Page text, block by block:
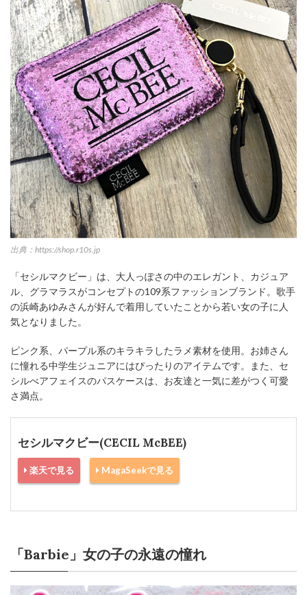
出典：https://shop.r10s.jp
「セシルマクビー」は、大人っぽさの中のエレガント、カジュア
ル、グラマラスがコンセプトの109系ファッションブランド。歌手
の浜崎あゆみさんが好んで着用していたことから若い女の子に人
気となりました。
ピンク系、パープル系のキラキラしたラメ素材を使用。お姉さん
に憧れる中学生ジュニアにはぴったりのアイテムです。また、セ
シルべアフェイスのパスケースは、お友達と一気に差がつく可愛
さ満点。
セシルマクビー(CECIL McBEE)
楽天で見る MagaSeekで見る
「Barbie」女の子の永遠の憧れ